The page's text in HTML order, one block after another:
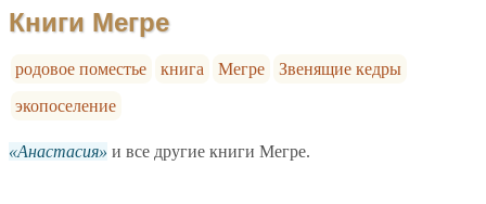
Книги Мегре
родовое поместье книга Мегре
Звенящие кедры
экопоселение
Анастасия и все другие книги Мегре.